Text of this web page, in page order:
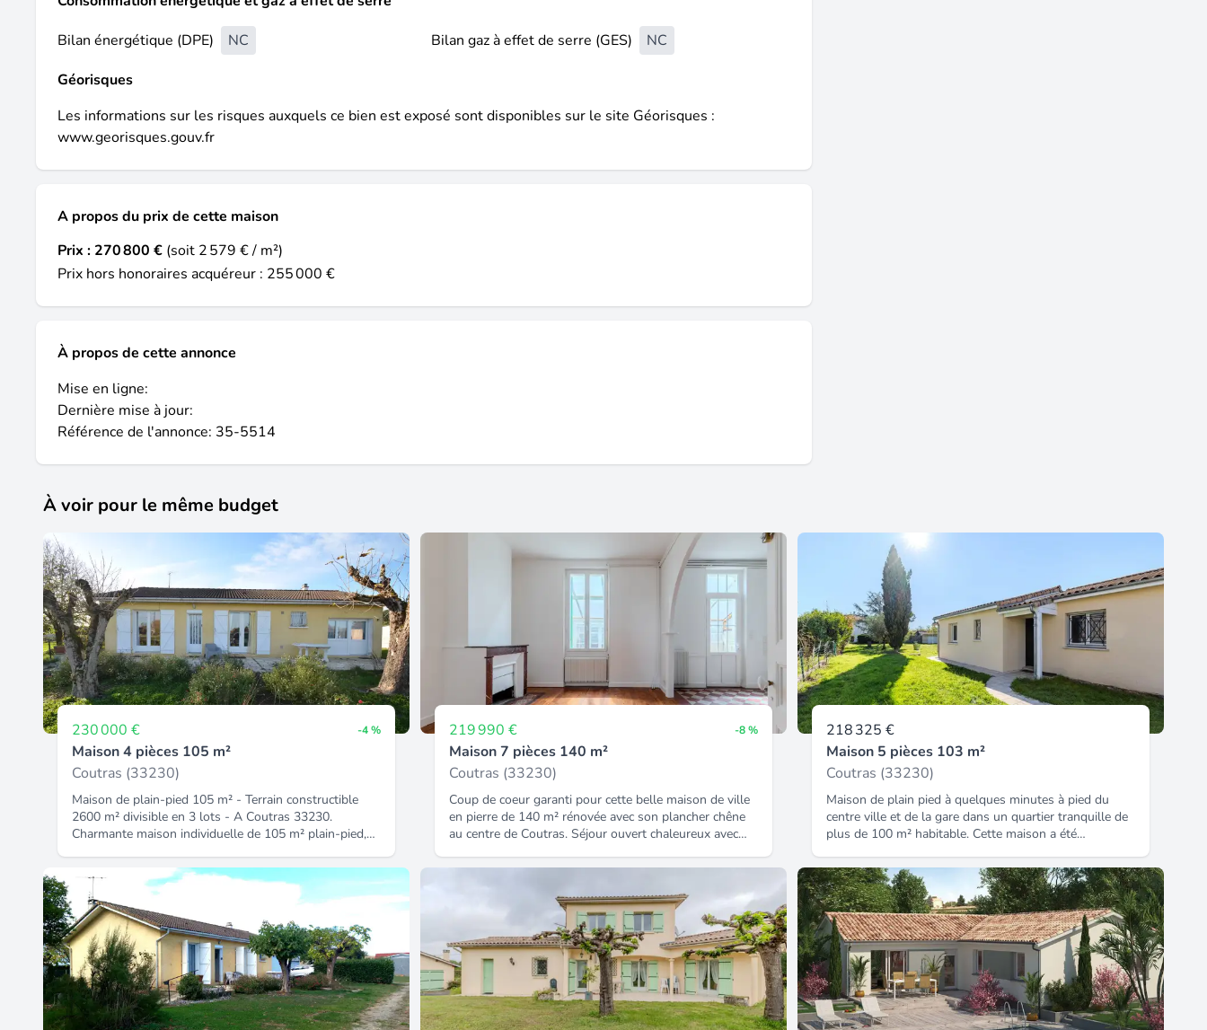
Bilan énergétique (DPE)
NC Bilan gaz à effet de serre (GES)
NC
Géorisques
Les informations sur les risques auxquels ce bien est exposé sont disponibles sur le site Géorisques :
www.georisques.gouv.fr
A propos du prix de cette maison
Prix : 270 800 € (soit 2 579 € / m²)
Prix hors honoraires acquéreur : 255 000 €
À propos de cette annonce
Mise en ligne:
Dernière mise à jour:
Référence de l'annonce: 35-5514
À voir pour le même budget
230 000 € -4 %
Maison 4 pièces 105 m²
Coutras (33230)
Maison de plain-pied 105 m² - Terrain constructible
2600 m² divisible en 3 lots - A Coutras 33230.
Charmante maison individuelle de 105 m² plain-pied,
& lumineux de 28 m², une cuisine indépendante, trois
chambres, une salle d'eau, un WC séparé, une arrière-
cuisine ainsi qu'un couloir avec placard intégré. Une
spacieuse terrasse de 42 m², exposée Est, est
accessible depuis l'entrée, le séjour, la cuisine et
l'arrière-cuisine, offrant une circulation fluide et très
pratique au quotidien. Le chauffage et la production
d'eau chaude sont assurés par une chaudière au gaz
de ville installée en 2019. Les menuiseries sont en
double vitrage, un conduit de cheminée est déjà en
219 990 € -8 %
Maison 7 pièces 140 m²
Coutras (33230)
Coup de coeur garanti pour cette belle maison de ville
en pierre de 140 m² rénovée avec son plancher chêne
au centre de Coutras. Séjour ouvert chaleureux avec
chambres, loggia, vue dégagée, jardinet clos, cave. Une
commerces à pied Proposition d'aménagement virtuel
non contractuelle en dernière photo. Honoraires inclus
dans le prix : 5.2%.
218 325 €
Maison 5 pièces 103 m²
Coutras (33230)
Maison de plain pied à quelques minutes à pied du
centre ville et de la gare dans un quartier tranquille de
plus de 100 m² habitable. Cette maison a été
cuisine équipée ouvert sur un séjour / salle à manger
lumineux, cellier, 3 chambres, salle d'eau. Le tout sur
un jardin clos. Honoraires inclus dans le prix : 6.5%.